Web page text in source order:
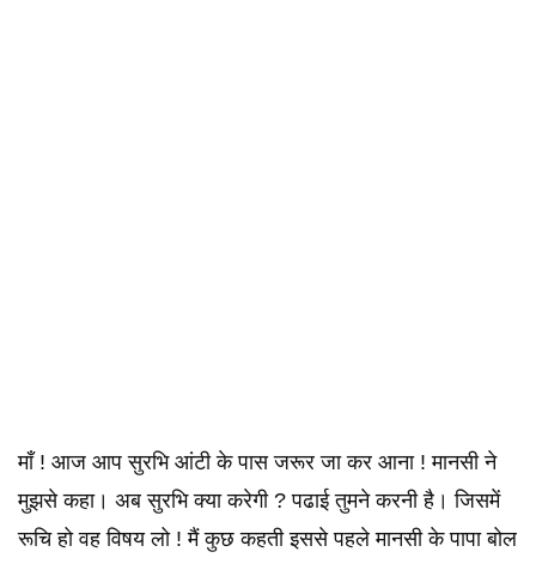
माँ ! आज आप सुरभि आंटी के पास जरूर जा कर आना ! मानसी ने
मुझसे कहा। अब सुरभि क्या करेगी ? पढाई तुमने करनी है। जिसमें
रूचि हो वह विषय लो ! मैं कुछ कहती इससे पहले मानसी के पापा बोल